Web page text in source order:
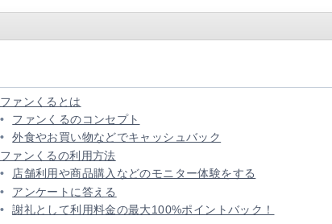
ファンくるとは
ファンくるのコンセプト
外食やお買い物などでキャッシュバック
ファンくるの利用方法
店舗利用や商品購入などのモニター体験をする
アンケートに答える
謝礼として利用料金の最大100%ポイントバック！